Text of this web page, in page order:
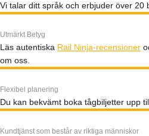
Vi talar ditt språk och erbjuder över 20
Utmärkt Betyg
Läs autentiska Rail Ninja-recensioner
om oss.
Flexibel planering
Du kan bekvämt boka tågbiljetter upp
Kundtjänst som består av riktiga människor